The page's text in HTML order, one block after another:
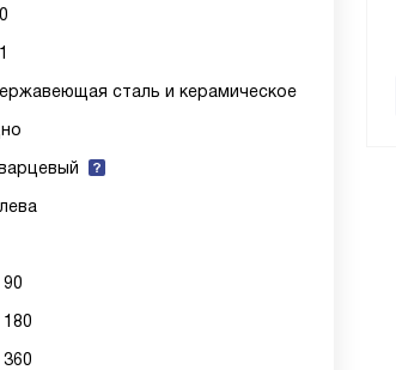
сталь и керамическое
90
180
360